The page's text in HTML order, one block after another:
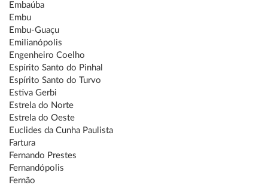
Embaúba
Embu
Embu-Guaçu
Emilianópolis
Engenheiro Coelho
Espírito Santo do Pinhal
Espírito Santo do Turvo
Estiva Gerbi
Estrela do Norte
Estrela do Oeste
Euclides da Cunha Paulista
Fartura
Fernando Prestes
Fernandópolis
Fernão